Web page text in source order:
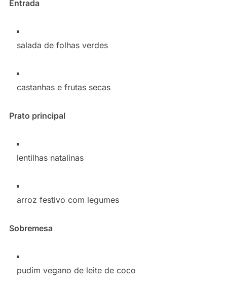
Entrada
salada de folhas verdes
castanhas e frutas secas
Prato principal
lentilhas natalinas
arroz festivo com legumes
Sobremesa
pudim vegano de leite de coco